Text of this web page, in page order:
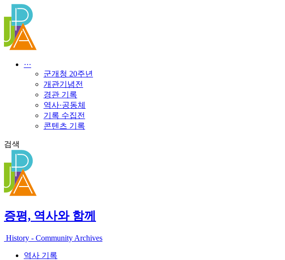
텐
로
건
···
군개청 20주년
개관기념전
경관 기록
역사·공동체
기록 수집전
콘텐츠 기록
검색
증평, 역사와 함께
History - Community Archives
역사 기록